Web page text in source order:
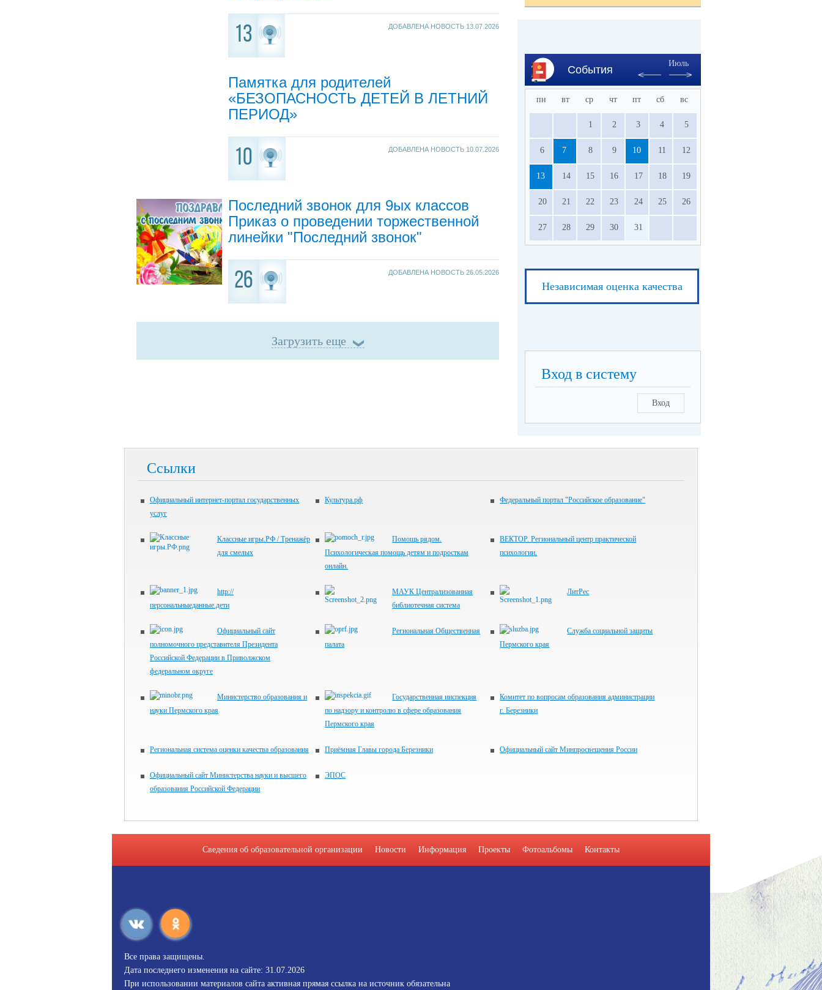
13 ДОБАВЛЕНА НОВОСТЬ 13.07.2026
Памятка для родителей
«БЕЗОПАСНОСТЬ ДЕТЕЙ В ЛЕТНИЙ
ПЕРИОД»
10 ДОБАВЛЕНА НОВОСТЬ 10.07.2026
Последний звонок для 9ых классов
Приказ о проведении торжественной
линейки "Последний звонок"
26 ДОБАВЛЕНА НОВОСТЬ 26.05.2026
Загрузить еще
События
Июль
пн вт ср чт пт сб вс
1 2 3 4 5
6 7 8 9 10 11 12
13 14 15 16 17 18 19
20 21 22 23 24 25 26
27 28 29 30 31
Независимая оценка качества
Вход в систему
Вход
Ссылки
Официальный интернет-портал государственных
услуг
Культура.рф Федеральный портал "Российское образование"
Классные игры.РФ / Тренажёр
для смелых
Помощь рядом.
Психологическая помощь детям и подросткам
онлайн.
ВЕКТОР. Региональный центр практической
психологии.
http://
персональныеданные.дети
МАУК Централизованная
библиотечная система
ЛитРес
Официальный сайт
полномочного представителя Президента
Российской Федерации в Приволжском
федеральном округе
Региональная Общественная
палата
Служба социальной защиты
Пермского края
Министерство образования и
науки Пермского края
Государственная инспекция
по надзору и контролю в сфере образования
Пермского края
Комитет по вопросам образования администрации
г. Березники
Региональная система оценки качества образования Приёмная Главы города Березники Официальный сайт Минпросвещения России
Официальный сайт Министерства науки и высшего
образования Российской Федерации
ЭПОС
Сведения об образовательной организации Новости Информация Проекты Фотоальбомы Контакты
Все права защищены.
Дата последнего изменения на сайте: 31.07.2026
При использовании материалов сайта активная прямая ссылка на источник обязательна